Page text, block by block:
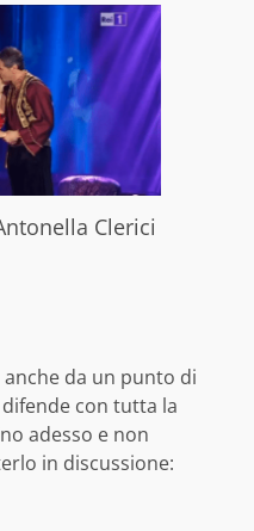
Clerici
da un punto di
con tutta la
adesso e non
in discussione: